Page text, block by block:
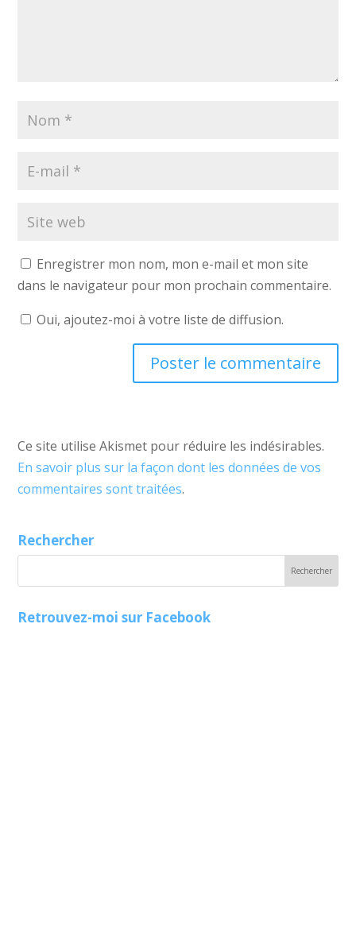
Enregistrer mon nom, mon e-mail et mon site
dans le navigateur pour mon prochain commentaire.
Oui, ajoutez-moi à votre liste de diffusion.
Ce site utilise Akismet pour réduire les indésirables.
En savoir plus sur la façon dont les données de vos
commentaires sont traitées.
Rechercher
Retrouvez-moi sur Facebook